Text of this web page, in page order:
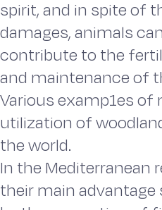
spirit, and in spite of
damages, animals can
contribute to the
and maintenance of
Various examp1es of
utilization of
the world.
In the Mediterranean
their main advantage